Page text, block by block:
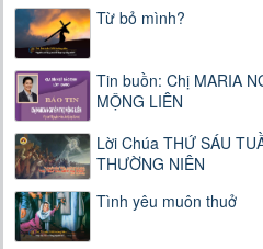
Từ bỏ mình?
Tin buồn: Chị MARIA
MỘNG LIÊN
Lời Chúa THỨ SÁU
THƯỜNG NIÊN
Tình yêu muôn thuở